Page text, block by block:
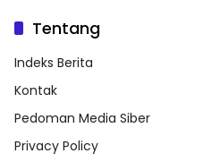
Tentang
Indeks Berita
Kontak
Pedoman Media Siber
Privacy Policy